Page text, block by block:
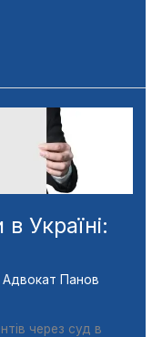
Україні:
Адвокат Панов
через суд в